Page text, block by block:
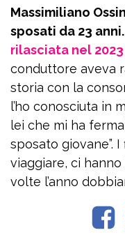
Massimiliano
sposati da 23 anni.
rilasciata nel 2023
conduttore aveva
storia con la
l’ho conosciuta in
lei che mi ha
sposato giovane”.
viaggiare, ci
volte l’anno